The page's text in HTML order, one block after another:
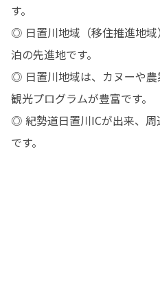
す。
◎ 日置川地域（移住推進地
泊の先進地です。
◎ 日置川地域は、カヌーや
観光プログラムが豊富です。
◎ 紀勢道日置川ICが出来、
です。